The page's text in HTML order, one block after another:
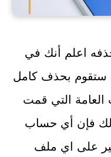
اعلم أنك في
ستقوم بحذف كامل
العامة التي قمت
فإن أي حساب
على اي ملف